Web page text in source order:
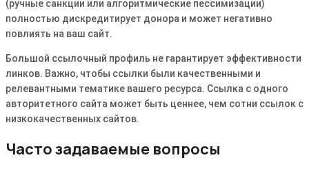
(ручные санкции или алгоритмические пессимизации)
полностью дискредитирует донора и может негативно
повлиять на ваш сайт․
Большой ссылочный профиль не гарантирует эффективности
линков․ Важно, чтобы ссылки были качественными и
релевантными тематике вашего ресурса․ Ссылка с одного
авторитетного сайта может быть ценнее, чем сотни ссылок с
низкокачественных сайтов․
Часто задаваемые вопросы